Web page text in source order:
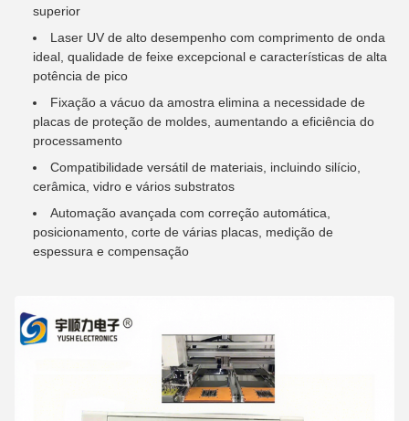
superior
Laser UV de alto desempenho com comprimento de onda
ideal, qualidade de feixe excepcional e características de alta
potência de pico
Fixação a vácuo da amostra elimina a necessidade de
placas de proteção de moldes, aumentando a eficiência do
processamento
Compatibilidade versátil de materiais, incluindo silício,
cerâmica, vidro e vários substratos
Automação avançada com correção automática,
posicionamento, corte de várias placas, medição de
espessura e compensação